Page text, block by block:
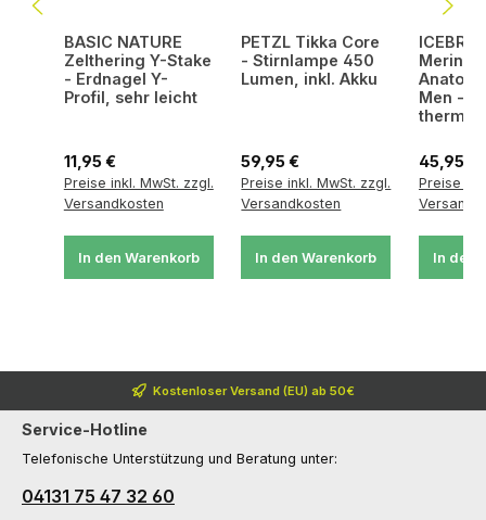
BASIC NATURE
Zelthering Y-Stake
- Erdnagel Y-
Profil, sehr leicht
Regulärer Preis:
11,95 €
Preise inkl. MwSt. zzgl.
Versandkosten
In den Warenkorb
PETZL Tikka Core
- Stirnlampe 450
Lumen, inkl. Akku
Regulärer Preis:
59,95 €
Preise inkl. MwSt. zzgl.
Versandkosten
In den Warenkorb
Merino
Men -
45,95 €
Preise
In den
Kostenloser Versand (EU) ab 50€
Service-Hotline
Telefonische Unterstützung und Beratung unter:
04131 75 47 32 60